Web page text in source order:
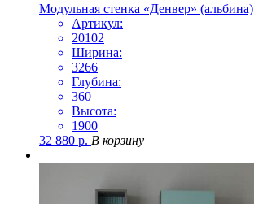
Модульная стенка «Денвер» (альбина)
Артикул:
20102
Ширина:
3266
Глубина:
360
Высота:
1900
32 880 р. В корзину